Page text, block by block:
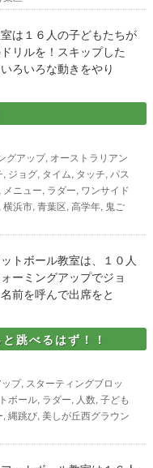
は１６人の子どもたちが
リルを！スキップした
ろいろな動きをやり
グアップ, オーストラリアン
, ジョグ, タイム, タッチ, パス
メニュー, ラダー, ワンサイド
横浜市, 青葉区, 高学年, 鬼ご
トボール教室は、１０人
ーミングアップでジョ
前を呼んで出席をと
跳べるはず！！
プ, スターティングブロッ
ボール, ラダー, 人数, 子ども
, 縄跳び, 美しが丘西グラウン